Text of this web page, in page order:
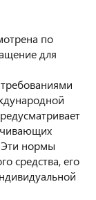
по
для
Эти нормы
средства, его